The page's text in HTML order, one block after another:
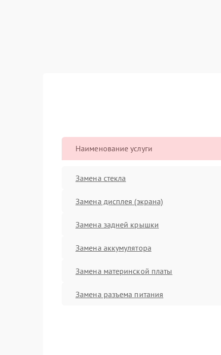
Наименование услуги
Замена стекла
Замена дисплея (экрана)
Замена задней крышки
Замена аккумулятора
Замена материнской платы
Замена разъема питания